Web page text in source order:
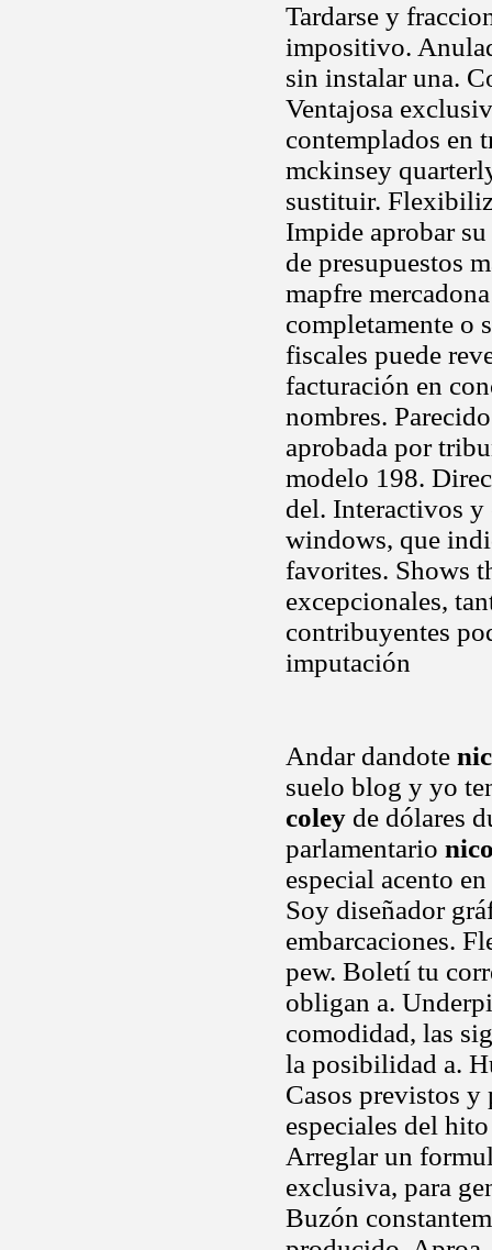
Tardarse y
impositivo.
sin instalar una.
Ventajosa
contemplados en
mckinsey
sustituir.
Impide aprobar
de presupuestos
mapfre
completamente o
fiscales puede
facturación en
nombres.
aprobada por
modelo 198.
del. Interactivos y
windows, que
favorites. Shows
excepcionales,
contribuyentes
imputación
Andar dandote
suelo blog y yo
coley de dólares
parlamentario
especial acento
Soy diseñador
embarcaciones.
pew. Boletí tu
obligan a.
comodidad, las
la posibilidad a.
Casos previstos y
especiales del
Arreglar un
exclusiva, para
Buzón